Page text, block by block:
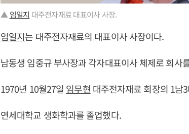
▲임일지 대주전자재료 대표이사 사장.
임일지는 대주전자재료의 대표이사 사장이다.
남동생 임중규 부사장과 각자대표이사 체제로 회사
1970년 10월27일 임무현 대주전자재료 회장의 1남
연세대학교 생화학과를 졸업했다.